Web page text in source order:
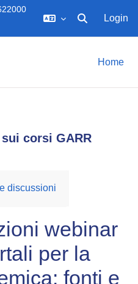
Attiva/
Login
Home
corsi GARR
discussioni
webinar
per la
fonti e